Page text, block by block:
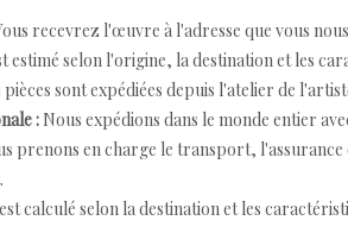
recevrez l'œuvre à l'adresse que vous
estimé selon l'origine, la destination et les
pièces sont expédiées depuis l'atelier de
: Nous expédions dans le monde entier
prenons en charge le transport, l'assurance
calculé selon la destination et les